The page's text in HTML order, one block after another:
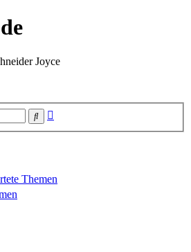
Joyce
Suche
Themen